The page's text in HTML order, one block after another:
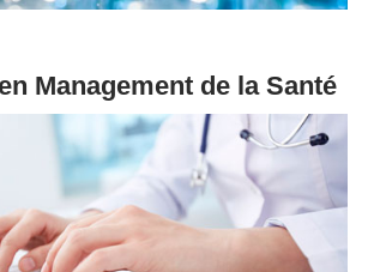
Management de la Santé